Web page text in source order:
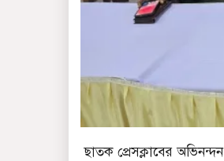
ছাতক প্রেসক্লা‌বের অ‌ভিনন্দন